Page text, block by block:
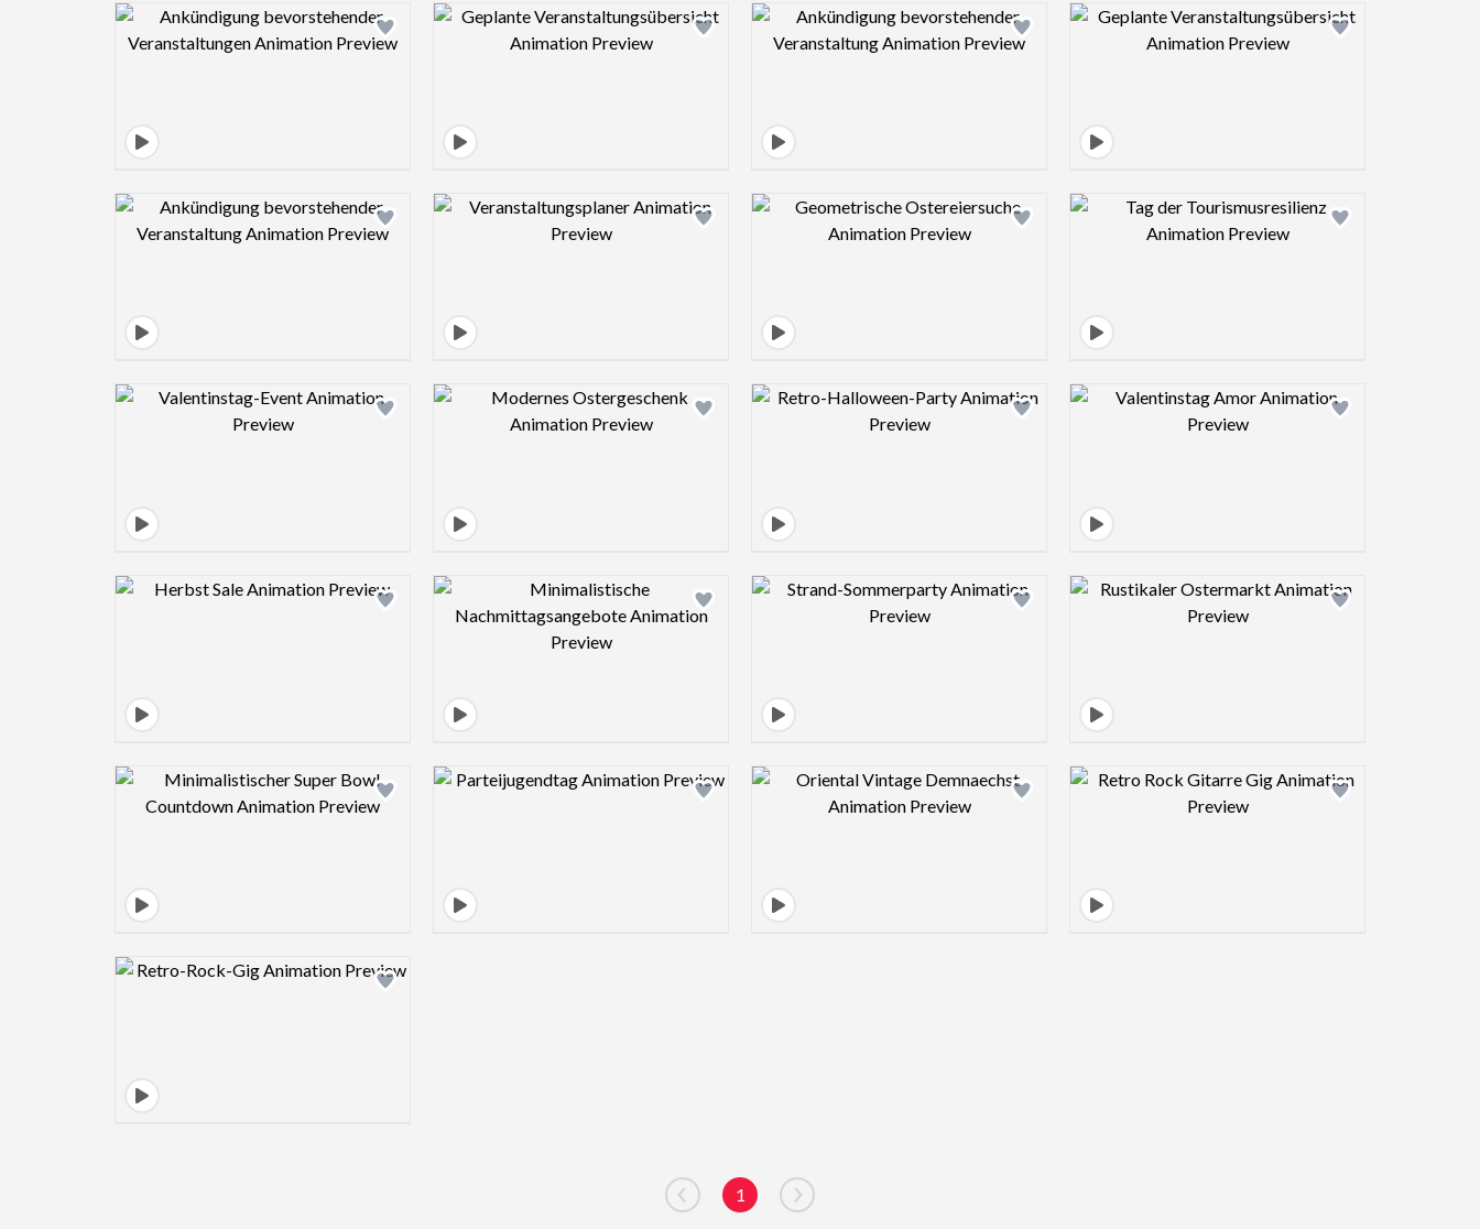
Design preview image Design preview image Design preview image Design preview image
Design preview image Design preview image Design preview image Design preview image
Design preview image Design preview image Design preview image Design preview image
Design preview image Design preview image Design preview image Design preview image
Design preview image Design preview image Design preview image Design preview image
Design preview image
Go to previous page
1
Go to next page